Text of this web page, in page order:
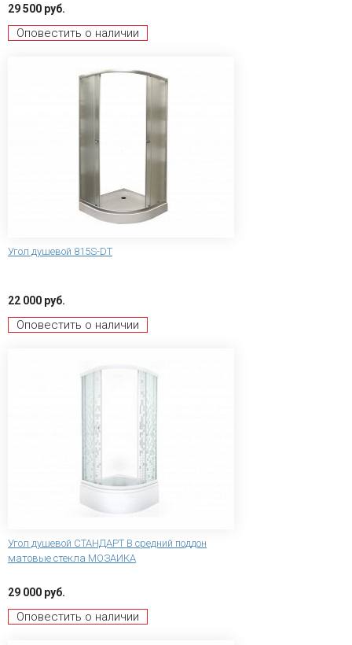
29 500 руб.
Оповестить о наличии
Угол душевой 815S-DT
22 000 руб.
Оповестить о наличии
Угол душевой СТАНДАРТ В средний поддон
матовые стекла МОЗАИКА
29 000 руб.
Оповестить о наличии